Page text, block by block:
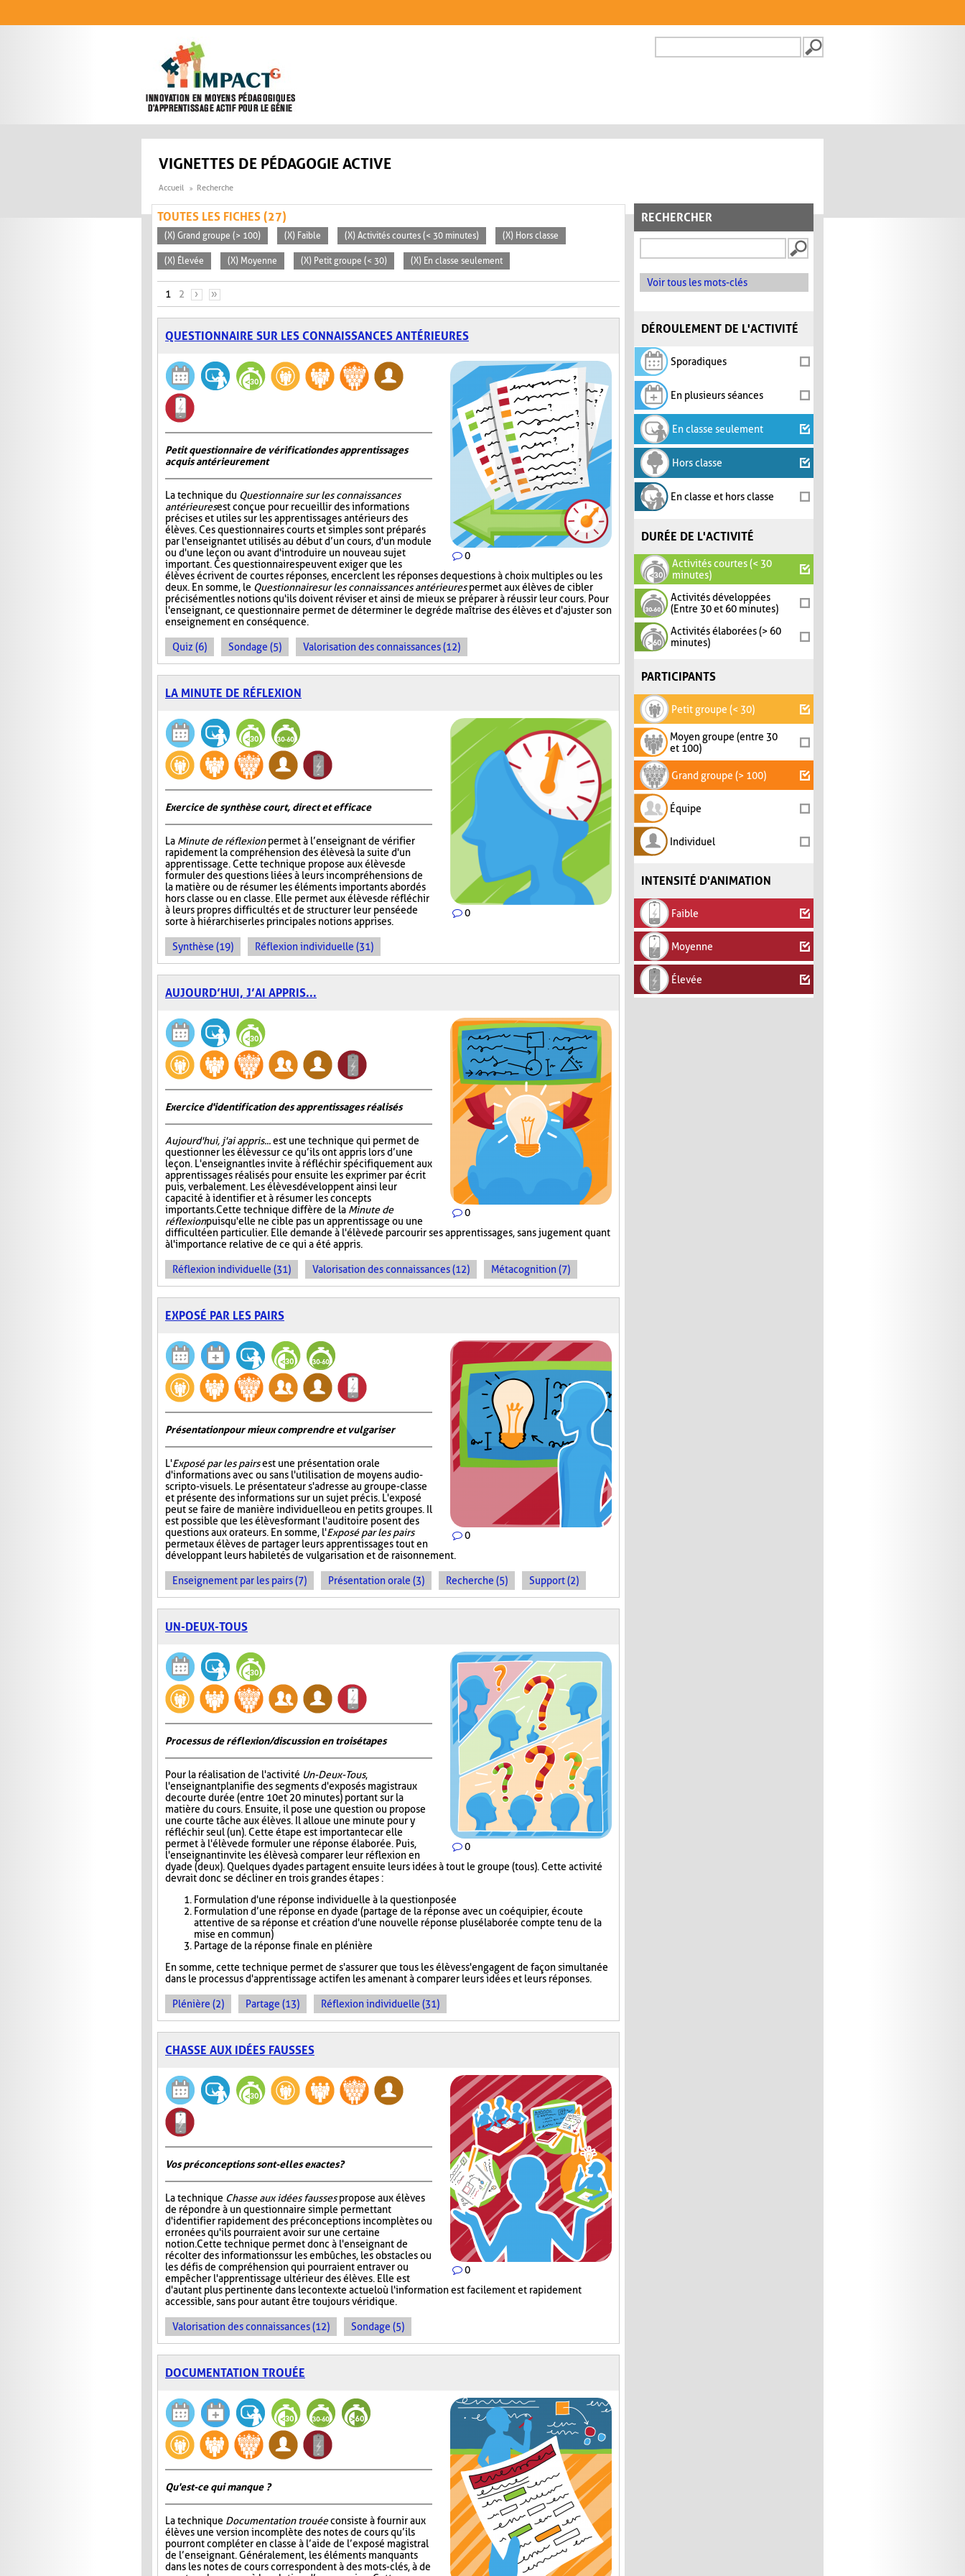
FORMULAIRE DE
VIGNETTES DE PÉDAGOGIE ACTIVE
Accueil Recherche
RECHERCHER
Voir tous les mots-clés
DÉROULEMENT DE L'ACTIVITÉ
Sporadiques
En plusieurs séances
En classe seulement
Hors classe
En classe et hors classe
DURÉE DE L'ACTIVITÉ
Activités courtes (< 30
minutes)
Activités développées
(Entre 30 et 60 minutes)
Activités élaborées (> 60
minutes)
PARTICIPANTS
Petit groupe (< 30)
Moyen groupe (entre 30
et 100)
Grand groupe (> 100)
Équipe
Individuel
INTENSITÉ D'ANIMATION
Faible
Moyenne
Élevée
TOUTES LES FICHES (27)
(X) Grand groupe (> 100) (X) Faible (X) Activités courtes (< 30 minutes) (X) Hors classe
(X) Élevée (X) Moyenne (X) Petit groupe (< 30) (X) En classe seulement
PAGES
1 2 › »
QUESTIONNAIRE SUR LES CONNAISSANCES ANTÉRIEURES
0
Petit questionnaire de vérification des apprentissages
acquis antérieurement
La technique du Questionnaire sur les connaissances
antérieuresest conçue pour recueillir des informations
précises et utiles sur les apprentissages antérieurs des
élèves. Ces questionnaires courts et simples sont préparés
par l'enseignant et utilisés au début d’un cours, d'un module
ou d'une leçon ou avant d'introduire un nouveau sujet
important. Ces questionnaires peuvent exiger que les
élèves écrivent de courtes réponses, encerclent les réponses de questions à choix multiples ou les
deux. En somme, le Questionnaire sur les connaissances antérieurespermet aux élèves de cibler
précisément les notions qu'ils doivent réviser et ainsi de mieux se préparer à réussir leur cours. Pour
l'enseignant, ce questionnaire permet de déterminer le degré de maîtrise des élèves et d'ajuster son
enseignement en conséquence.
Quiz (6) Sondage (5) Valorisation des connaissances (12)
LA MINUTE DE RÉFLEXION
0
Exercice de synthèse court, direct et efficace
La Minute de réflexionpermet à l’enseignant de vérifier
rapidement la compréhension des élèves à la suite d'un
apprentissage. Cette technique propose aux élèves de
formuler des questions liées à leurs incompréhensions de
la matière ou de résumer les éléments importants abordés
hors classe ou en classe. Elle permet aux élèves de réfléchir
à leurs propres difficultés et de structurer leur pensée de
sorte à hiérarchiser les principales notions apprises.
Synthèse (19) Réflexion individuelle (31)
AUJOURD’HUI, J’AI APPRIS...
0
Exercice d'identification des apprentissages réalisés
Aujourd'hui, j'ai appris...est une technique qui permet de
questionner les élèves sur ce qu’ils ont appris lors d’une
leçon. L'enseignant les invite à réfléchir spécifiquement aux
apprentissages réalisés pour ensuite les exprimer par écrit
puis, verbalement. Les élèves développent ainsi leur
capacité à identifier et à résumer les concepts
importants. Cette technique diffère de la Minute de
réflexionpuisqu'elle ne cible pas un apprentissage ou une
difficulté en particulier. Elle demande à l'élève de parcourir ses apprentissages, sans jugement quant
à l'importance relative de ce qui a été appris.
Réflexion individuelle (31) Valorisation des connaissances (12) Métacognition (7)
EXPOSÉ PAR LES PAIRS
0
Présentation pour mieux comprendre et vulgariser
L'Exposé par les pairsest une présentation orale
d'informations avec ou sans l'utilisation de moyens audio-
scripto-visuels. Le présentateur s'adresse au groupe-classe
et présente des informations sur un sujet précis. L'exposé
peut se faire de manière individuelle ou en petits groupes. Il
est possible que les élèves formant l'auditoire posent des
questions aux orateurs. En somme, l'Exposé par les pairs
permet aux élèves de partager leurs apprentissages tout en
développant leurs habiletés de vulgarisation et de raisonnement.
Enseignement par les pairs (7) Présentation orale (3) Recherche (5) Support (2)
UN-DEUX-TOUS
0
Processus de réflexion/discussion en trois étapes
Pour la réalisation de l'activité Un-Deux-Tous,
l'enseignant planifie des segments d'exposés magistraux
de courte durée (entre 10 et 20 minutes) portant sur la
matière du cours. Ensuite, il pose une question ou propose
une courte tâche aux élèves. Il alloue une minute pour y
réfléchir seul (un). Cette étape est importante car elle
permet à l'élève de formuler une réponse élaborée. Puis,
l'enseignant invite les élèves à comparer leur réflexion en
dyade (deux). Quelques dyades partagent ensuite leurs idées à tout le groupe (tous). Cette activité
devrait donc se décliner en trois grandes étapes :
Formulation d'une réponse individuelle à la question posée
Formulation d’une réponse en dyade (partage de la réponse avec un coéquipier, écoute
attentive de sa réponse et création d'une nouvelle réponse plus élaborée compte tenu de la
mise en commun)
Partage de la réponse finale en plénière
En somme, cette technique permet de s'assurer que tous les élèves s'engagent de façon simultanée
dans le processus d'apprentissage actif en les amenant à comparer leurs idées et leurs réponses.
Plénière (2) Partage (13) Réflexion individuelle (31)
CHASSE AUX IDÉES FAUSSES
0
Vos préconceptions sont-elles exactes ?
La technique Chasse aux idées faussespropose aux élèves
de répondre à un questionnaire simple permettant
d'identifier rapidement des préconceptions incomplètes ou
erronées qu'ils pourraient avoir sur une certaine
notion. Cette technique permet donc à l'enseignant de
récolter des informations sur les embûches, les obstacles ou
les défis de compréhension qui pourraient entraver ou
empêcher l'apprentissage ultérieur des élèves. Elle est
d'autant plus pertinente dans le contexte actuel où l'information est facilement et rapidement
accessible, sans pour autant être toujours véridique.
Valorisation des connaissances (12) Sondage (5)
DOCUMENTATION TROUÉE
Qu'est-ce qui manque ?
La technique Documentation trouéeconsiste à fournir aux
élèves une version incomplète des notes de cours qu’ils
pourront compléter en classe à l’aide de l’exposé magistral
de l’enseignant. Généralement, les éléments manquants
dans les notes de cours correspondent à des mots-clés, à de